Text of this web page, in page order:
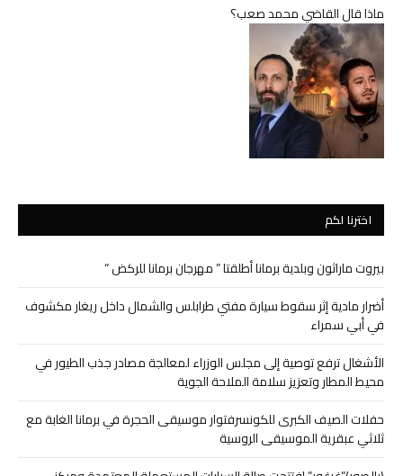
ماذا قال القاضي محمد صعب؟
اخترنا لكم
بيروت ماراثون وبلدية برمانا أطلقتا ” مهرجان برمانا للركض “
أضرار مادية إثر سقوط سيارة مفتي طرابلس والشمال داخل ريغار مكشوف
في أبي سمراء
الأشغال ترفع توصية إلى مجلس الوزراء لمعالجة مصادر جذب الطيور في
محيط المطار وتعزيز سلامة الملاحة الجوية
حفلات الصيف الكبرى للكونسرفتوار موسيقى الحجرة في برمانا الغابة مع
ثلاثي عبقرية الموسيقى الروسية